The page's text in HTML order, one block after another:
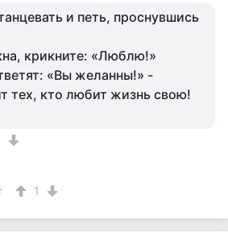
и петь, проснувшись
крикните: «Люблю!»
«Вы желанны!» -
тех, кто любит жизнь свою!
1